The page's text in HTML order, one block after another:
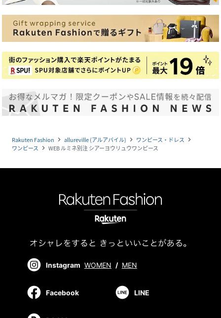
Rakuten Fashion navigate_next allureville (アルアバイル) navigate_next ワンピース・ドレス navigate_next
ワンピース navigate_next WEB ルミネ別注 シアーヨウリュウワンピース
Instagram WOMEN / MEN
Facebook LINE